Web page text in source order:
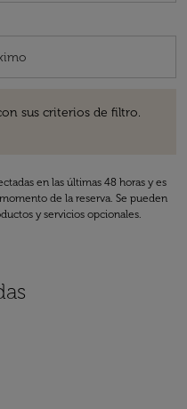
sus criterios de filtro.
en las últimas 48 horas y es
de la reserva. Se pueden
y servicios opcionales.